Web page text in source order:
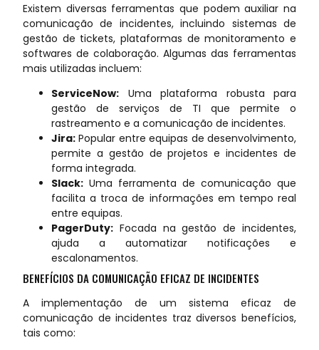
Existem diversas ferramentas que podem auxiliar na
comunicação de incidentes, incluindo sistemas de
gestão de tickets, plataformas de monitoramento e
softwares de colaboração. Algumas das ferramentas
mais utilizadas incluem:
ServiceNow: Uma plataforma robusta para
gestão de serviços de TI que permite o
rastreamento e a comunicação de incidentes.
Jira: Popular entre equipas de desenvolvimento,
permite a gestão de projetos e incidentes de
forma integrada.
Slack: Uma ferramenta de comunicação que
facilita a troca de informações em tempo real
entre equipas.
PagerDuty: Focada na gestão de incidentes,
ajuda a automatizar notificações e
escalonamentos.
BENEFÍCIOS DA COMUNICAÇÃO EFICAZ DE INCIDENTES
A implementação de um sistema eficaz de
comunicação de incidentes traz diversos benefícios,
tais como: